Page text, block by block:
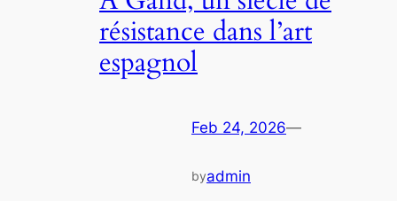
résistance dans l’art
espagnol
Feb 24, 2026—
byadmin